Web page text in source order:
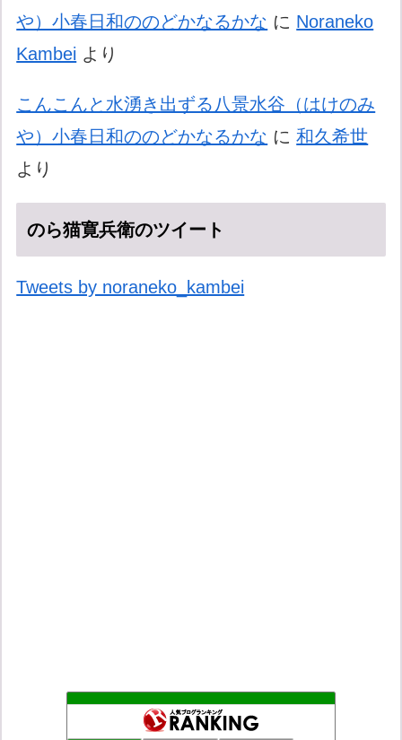
や）小春日和ののどかなるかな に Noraneko
Kambei より
こんこんと水湧き出ずる八景水谷（はけのみ
や）小春日和ののどかなるかな に和久希世
より
のら猫寛兵衛のツイート
Tweets by noraneko_kambei
村野瀬玲奈の秘書課広報室
デモや街宣のお供に！プラカード無料素材